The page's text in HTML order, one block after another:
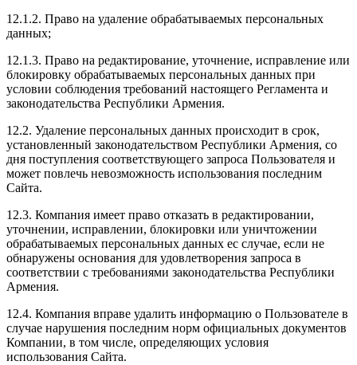
12.1.2. Право на удаление обрабатываемых персональных
данных;
12.1.3. Право на редактирование, уточнение, исправление или
блокировку обрабатываемых персональных данных при
условии соблюдения требований настоящего Регламента и
законодательства Республики Армения.
12.2. Удаление персональных данных происходит в срок,
установленный законодательством Республики Армения, со
дня поступления соответствующего запроса Пользователя и
может повлечь невозможность использования последним
Сайта.
12.3. Компания имеет право отказать в редактировании,
уточнении, исправлении, блокировки или уничтожении
обрабатываемых персональных данных ес случае, если не
обнаружены основания для удовлетворения запроса в
соответствии с требованиями законодательства Республики
Армения.
12.4. Компания вправе удалить информацию о Пользователе в
случае нарушения последним норм официальных документов
Компании, в том числе, определяющих условия
использования Сайта.